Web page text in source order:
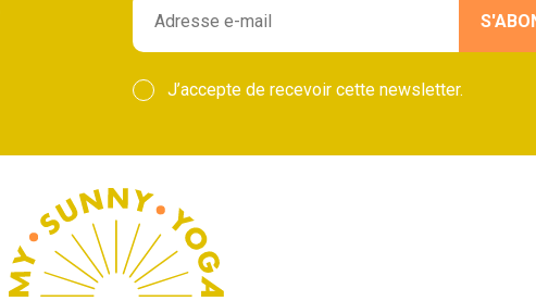
J’accepte de recevoir cette newsletter.